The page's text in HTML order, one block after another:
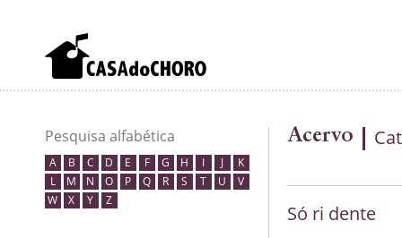
Pesquisa alfabética
A B C D E F G H I J
K
L
M N O P Q R S T U
V
W
X Y Z
Acervo
Só ri dente